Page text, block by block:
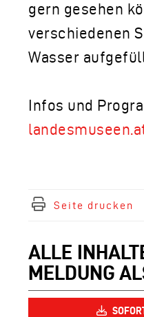
gern gesehen
verschiedenen
Wasser
Infos und
Seite drucken
ALLE
MELDUNG